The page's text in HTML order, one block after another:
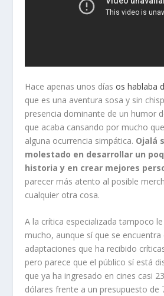
Hace apenas unos díasos hablaba
que es una aventura sosa y sin
presencia dominante de un humor
que acaba cansando por mucho
alguna ocurrencia simpática. Ojalá
molestado en desarrollar un
historia y en crear mejores
parecer más atento al posible
cualquier otra cosa.
A la crítica especializada tampoco
mucho, aunque sí que se encuentra
adaptaciones que ha recibido
pero parece que el público sí está
que ya ha ingresado en cines casi
dólares frente a un presupuesto de